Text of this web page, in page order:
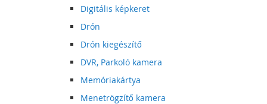
Digitális képkeret
Drón
Drón kiegészítő
DVR, Parkoló kamera
Memóriakártya
Menetrögzítő kamera